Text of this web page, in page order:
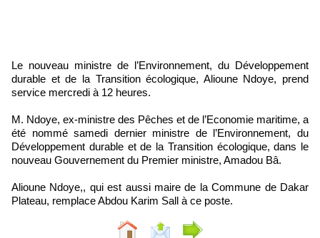
Le nouveau ministre de l’Environnement, du Développement
durable et de la Transition écologique, Alioune Ndoye, prend
service mercredi à 12 heures.
M. Ndoye, ex-ministre des Pêches et de l’Economie maritime, a
été nommé samedi dernier ministre de l’Environnement, du
Développement durable et de la Transition écologique, dans le
nouveau Gouvernement du Premier ministre, Amadou Bâ.
Alioune Ndoye,, qui est aussi maire de la Commune de Dakar
Plateau, remplace Abdou Karim Sall à ce poste.